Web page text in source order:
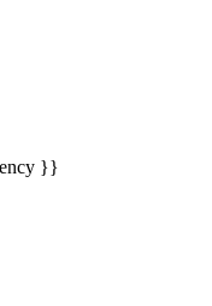
}}